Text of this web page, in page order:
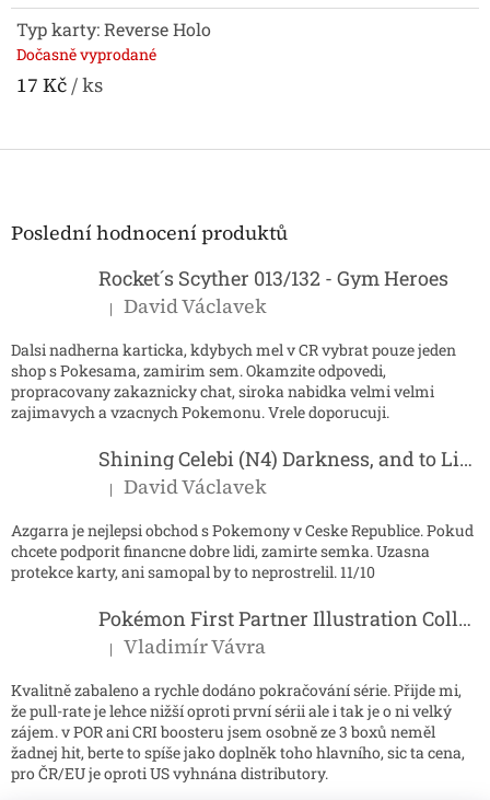
Typ karty: Reverse Holo
Dočasně vyprodané
17 Kč / ks
Z
Poslední hodnocení produktů
Rocket´s Scyther 013/132 - Gym Heroes
Hodnocení produktu je 5 z 5 hvězdiček.
| David Václavek
Dalsi nadherna karticka, kdybych mel v CR vybrat pouze jeden
shop s Pokesama, zamirim sem. Okamzite odpovedi,
propracovany zakaznicky chat, siroka nabidka velmi velmi
zajimavych a vzacnych Pokemonu. Vrele doporucuji.
Shining Celebi (N4) Darkness, and to Light...
Hodnocení produktu je 5 z 5 hvězdiček.
| David Václavek
Azgarra je nejlepsi obchod s Pokemony v Ceske Republice. Pokud
chcete podporit financne dobre lidi, zamirte semka. Uzasna
protekce karty, ani samopal by to neprostrelil. 11/10
Pokémon First Partner Illustration Collection - Series 2
Hodnocení produktu je 5 z 5 hvězdiček.
| Vladimír Vávra
Kvalitně zabaleno a rychle dodáno pokračování série. Přijde mi,
že pull-rate je lehce nižší oproti první sérii ale i tak je o ni velký
zájem. v POR ani CRI boosteru jsem osobně ze 3 boxů neměl
žadnej hit, berte to spíše jako doplněk toho hlavního, sic ta cena,
pro ČR/EU je oproti US vyhnána distributory.